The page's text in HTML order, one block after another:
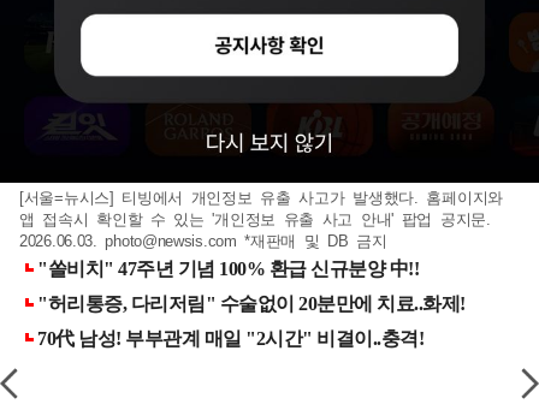
[서울=뉴시스] 티빙에서 개인정보 유출 사고가 발생했다. 홈페이지와
앱 접속시 확인할 수 있는 '개인정보 유출 사고 안내' 팝업 공지문.
2026.06.03.photo@newsis.com *재판매 및 DB 금지